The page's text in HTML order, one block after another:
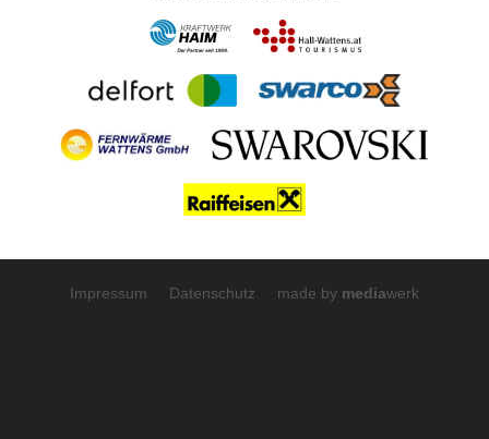
Impressum Datenschutz made by mediawerk